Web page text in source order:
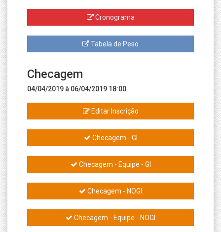
Cronograma
Tabela de Peso
Checagem
04/04/2019 à 06/04/2019 18:00
Editar Inscrição
Checagem - GI
Checagem - Equipe - GI
Checagem - NOGI
Checagem - Equipe - NOGI